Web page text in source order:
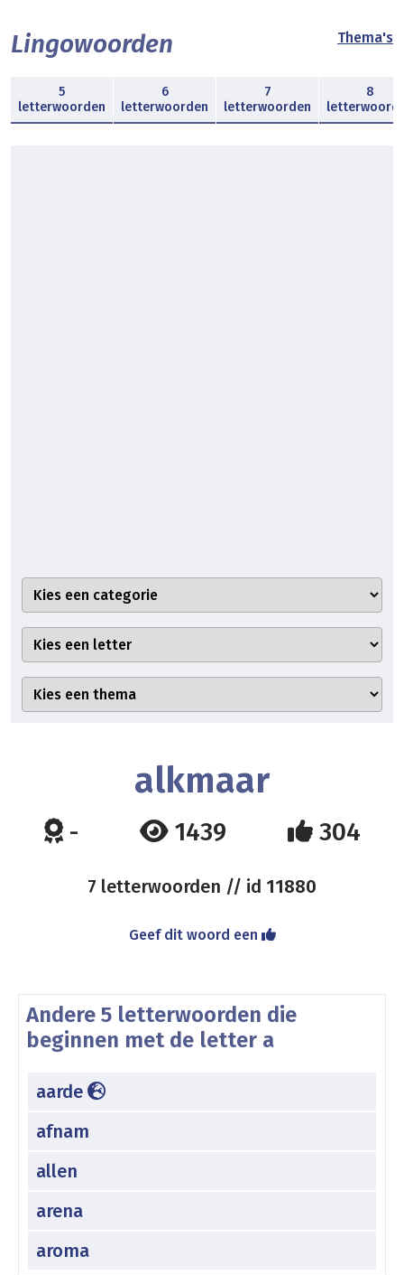
Lingowoorden Thema's
5
letterwoorden
6
letterwoorden
7
letterwoorden
8
alkmaar
- 1439 304
7 letterwoorden // id 11880
Geef dit woord een
Andere 5 letterwoorden die
beginnen met de letter a
aarde
afnam
allen
arena
aroma